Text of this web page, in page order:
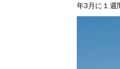
年3月に１週